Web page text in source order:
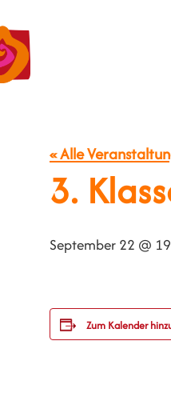
« Alle
3.
September 22 @
Zum Kalender